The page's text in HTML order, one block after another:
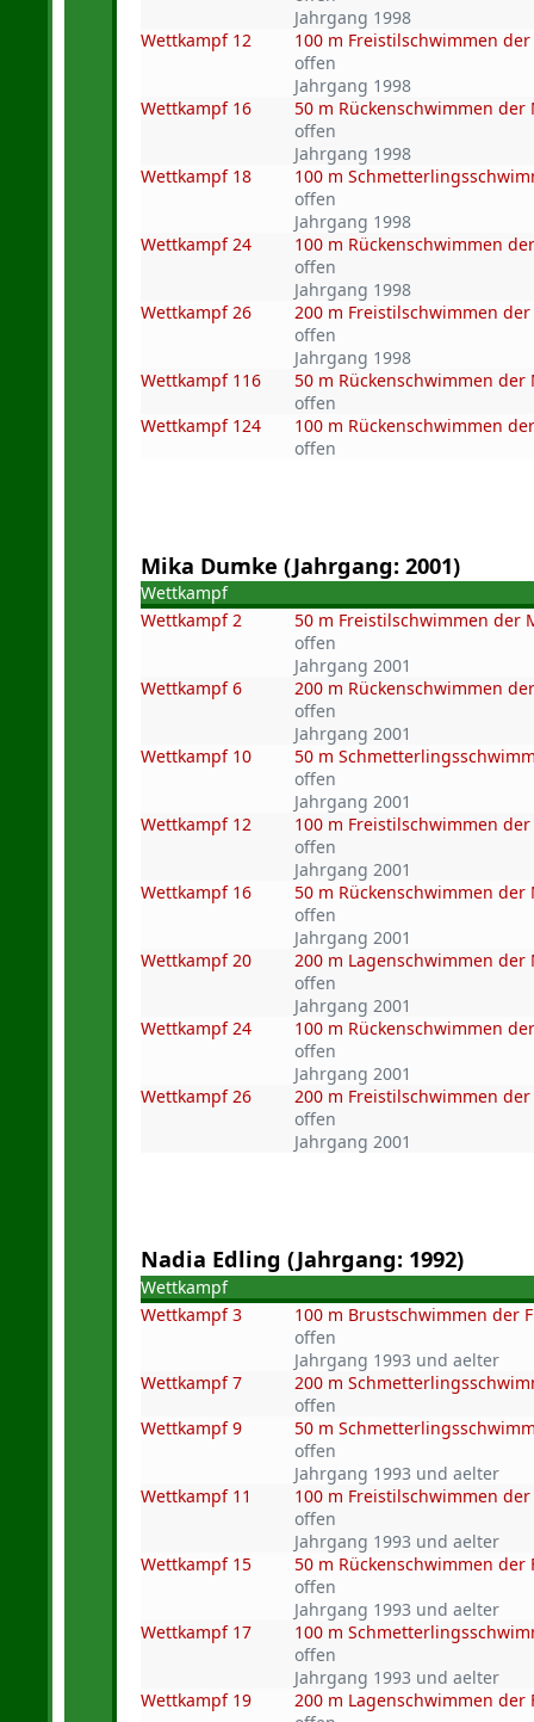
Jahrgang 1998
Wettkampf 12
100 m Freistilschwimmen
offen
Jahrgang 1998
Wettkampf 16
50 m Rückenschwimmen der
offen
Jahrgang 1998
Wettkampf 18
100 m
offen
Jahrgang 1998
Wettkampf 24
100 m Rückenschwimmen
offen
Jahrgang 1998
Wettkampf 26
200 m Freistilschwimmen
offen
Jahrgang 1998
Wettkampf 116
50 m Rückenschwimmen der
offen
Wettkampf 124
100 m Rückenschwimmen
offen
Mika Dumke (Jahrgang: 2001)
Wettkampf
Wettkampf 2
50 m Freistilschwimmen der
offen
Jahrgang 2001
Wettkampf 6
200 m Rückenschwimmen
offen
Jahrgang 2001
Wettkampf 10
50 m
offen
Jahrgang 2001
Wettkampf 12
100 m Freistilschwimmen
offen
Jahrgang 2001
Wettkampf 16
50 m Rückenschwimmen der
offen
Jahrgang 2001
Wettkampf 20
200 m Lagenschwimmen der
offen
Jahrgang 2001
Wettkampf 24
100 m Rückenschwimmen
offen
Jahrgang 2001
Wettkampf 26
200 m Freistilschwimmen
offen
Jahrgang 2001
Nadia Edling (Jahrgang: 1992)
Wettkampf
Wettkampf 3
100 m Brustschwimmen der
offen
Jahrgang 1993 und aelter
Wettkampf 7
200 m
offen
Wettkampf 9
50 m
offen
Jahrgang 1993 und aelter
Wettkampf 11
100 m Freistilschwimmen
offen
Jahrgang 1993 und aelter
Wettkampf 15
50 m Rückenschwimmen der
offen
Jahrgang 1993 und aelter
Wettkampf 17
100 m
offen
Jahrgang 1993 und aelter
Wettkampf 19
200 m Lagenschwimmen der